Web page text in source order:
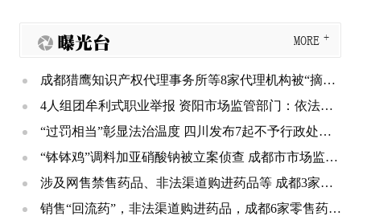
曝光台 MORE
成都猎鹰知识产权代理事务所等8家代理机构被“摘牌” 三年内不得重新申请登记
4人组团牟利式职业举报 资阳市场监管部门：依法规制、不予奖励
“过罚相当”彰显法治温度 四川发布7起不予行政处罚典型案例
“钵钵鸡”调料加亚硝酸钠被立案侦查 成都市市场监管局公布一批典型案例
涉及网售禁售药品、非法渠道购进药品等 成都3家医疗机构被处罚
销售“回流药”，非法渠道购进药品，成都6家零售药店、诊所被罚